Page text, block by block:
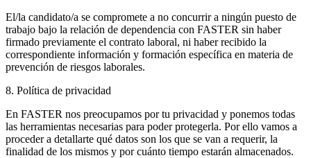
El/la candidato/a se compromete a no concurrir a ningún puesto de
trabajo bajo la relación de dependencia con FASTER sin haber
firmado previamente el contrato laboral, ni haber recibido la
correspondiente información y formación específica en materia de
prevención de riesgos laborales.
8. Política de privacidad
En FASTER nos preocupamos por tu privacidad y ponemos todas
las herramientas necesarias para poder protegerla. Por ello vamos a
proceder a detallarte qué datos son los que se van a requerir, la
finalidad de los mismos y por cuánto tiempo estarán almacenados.